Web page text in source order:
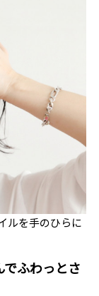
ルを手のひらに
ふわっとさ